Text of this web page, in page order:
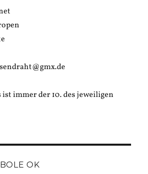
ist immer der 10. des jeweiligen
OK